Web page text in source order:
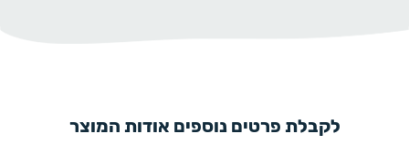
לקבלת פרטים נוספים אודות המוצר